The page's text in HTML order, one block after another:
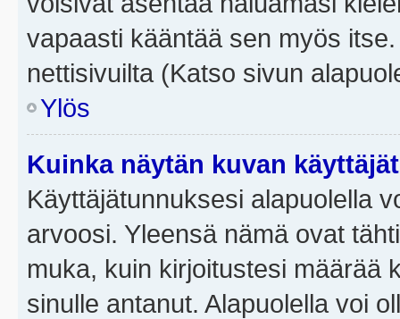
vapaasti kääntää sen myös
nettisivuilta (Katso sivun
Ylös
Kuinka näytän kuvan
Käyttäjätunnuksesi alapuolella
arvoosi. Yleensä nämä ovat
muka, kuin kirjoitustesi määrää
sinulle antanut. Alapuolella voi